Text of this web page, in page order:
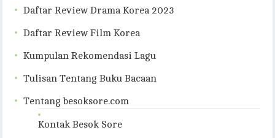
Daftar Review Drama Korea 2023
Daftar Review Film Korea
Kumpulan Rekomendasi Lagu
Tulisan Tentang Buku Bacaan
Tentang besoksore.com
Kontak Besok Sore